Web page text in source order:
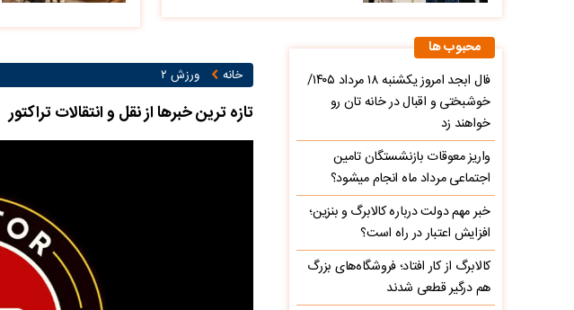
خانه ورزش ۲
تازه ترین خبرها از نقل و انتقالات تراکتور
محبوب ها
فال ابجد امروز یکشنبه ۱۸ مرداد ۱۴۰۵/
خوشبختی و اقبال در خانه تان رو
خواهند زد
واریز معوقات بازنشستگان تامین
اجتماعی مرداد ماه انجام میشود؟
خبر مهم دولت درباره کالابرگ و بنزین؛
افزایش اعتبار در راه است؟
کالابرگ از کار افتاد؛ فروشگاه‌های بزرگ
هم درگیر قطعی شدند